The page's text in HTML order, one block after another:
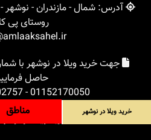
آدرس: شمال - مازندران -
روستای پی
جهت خرید ویلا در نوشهر با
حاصل
01152170050
-
املاک ساحل
خرید ویلا در
خرید ویلا در نوشهر مناطق